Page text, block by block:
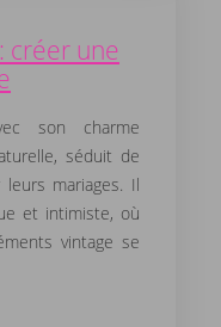
créer une
son charme
séduit de
mariages. Il
et intimiste, où
vintage se